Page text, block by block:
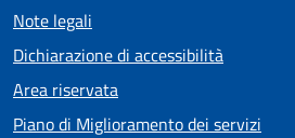
Note legali
Dichiarazione di accessibilità
Area riservata
Piano di Miglioramento dei servizi